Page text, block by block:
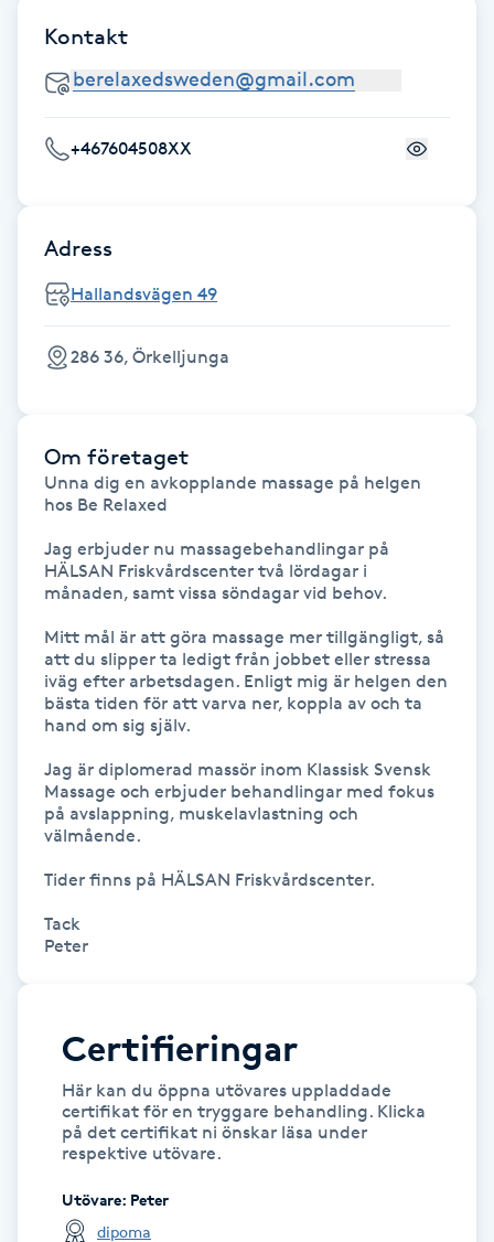
Fotvård
Fransar
Fransborttagning
Fransförlängning
Fransförlängning Volym
Fransk manikyr
Fransrengöring
Frekvensterapi
Friskvård
Friskvårdsmassage
Frisör
Funktionsanalys
Färgning
Gel naglar
Gelenaglar
Gellack
Kontakt
+467604508XX
Adress
Hallandsvägen 49
286 36, Örkelljunga
Om företaget
Unna dig en avkopplande massage på helgen
hos Be Relaxed
Jag erbjuder nu massagebehandlingar på
HÄLSAN Friskvårdscenter två lördagar i
månaden, samt vissa söndagar vid behov.
Mitt mål är att göra massage mer tillgängligt, så
att du slipper ta ledigt från jobbet eller stressa
iväg efter arbetsdagen. Enligt mig är helgen den
bästa tiden för att varva ner, koppla av och ta
hand om sig själv.
Jag är diplomerad massör inom Klassisk Svensk
Massage och erbjuder behandlingar med fokus
på avslappning, muskelavlastning och
välmående.
Tider finns på HÄLSAN Friskvårdscenter.
Tack
Peter
Certifieringar
Här kan du öppna utövares uppladdade
certifikat för en tryggare behandling. Klicka
på det certifikat ni önskar läsa under
respektive utövare.
Utövare: Peter
dipoma